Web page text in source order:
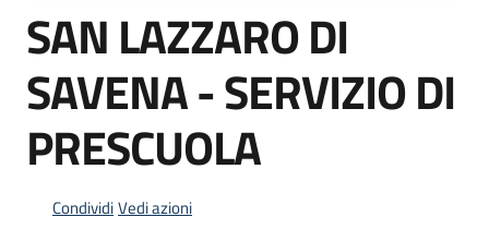
Centri
per
le
Informazioni
SAN LAZZARO DI
SAVENA - SERVIZIO DI
PRESCUOLA
CondividiVedi azioni